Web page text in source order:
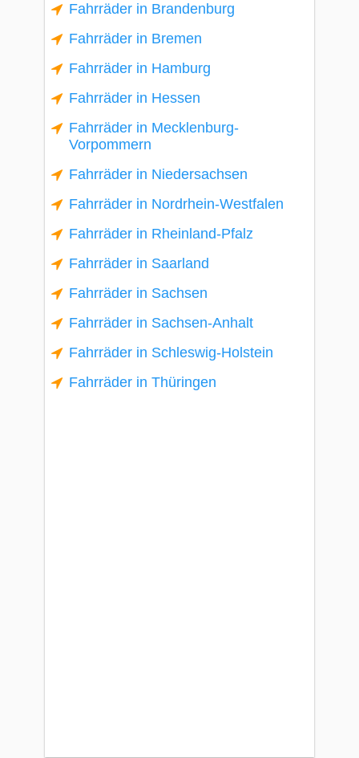
Fahrräder in Brandenburg
Fahrräder in Bremen
Fahrräder in Hamburg
Fahrräder in Hessen
Fahrräder in Mecklenburg-
Vorpommern
Fahrräder in Niedersachsen
Fahrräder in Nordrhein-Westfalen
Fahrräder in Rheinland-Pfalz
Fahrräder in Saarland
Fahrräder in Sachsen
Fahrräder in Sachsen-Anhalt
Fahrräder in Schleswig-Holstein
Fahrräder in Thüringen